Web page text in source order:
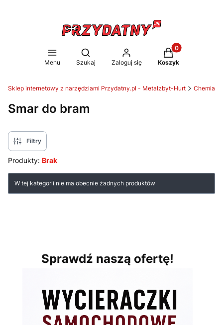
Menu
Otwórz wyszukiwarkę
Szukaj Zaloguj się
Produkty w
Koszyk
Sklep internetowy z narzędziami Przydatny.pl - Metalzbyt-Hurt Chemia
Smar do bram
Filtry
Produkty: Brak
Lista produktów
W tej kategorii nie ma obecnie żadnych produktów
Sprawdź naszą ofertę!